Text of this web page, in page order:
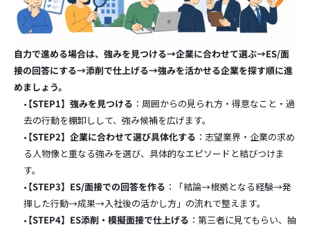
自力で進める場合は、強みを見つける→企業に合わせて選ぶ→ES/面
接の回答にする→添削で仕上げる→強みを活かせる企業を探す順に進
めましょう。
【STEP1】強みを見つける ：周囲からの見られ方・得意なこと・過
去の行動を棚卸しして、強み候補を広げます。
【STEP2】企業に合わせて選び具体化する ：志望業界・企業の求め
る人物像と重なる強みを選び、具体的なエピソードと結びつけま
す。
【STEP3】ES/面接での回答を作る ：「結論→根拠となる経験→発
揮した行動→成果→入社後の活かし方」の流れで整えます。
【STEP4】ES添削・模擬面接で仕上げる ：第三者に見てもらい、抽